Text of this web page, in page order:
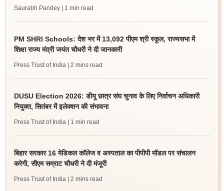
Saurabh Pandey | 1 min read
PM SHRI Schools: देश भर में 13,092 पीएम श्री स्कूल, राज्यसभा में
शिक्षा राज्य मंत्री जयंत चौधरी ने दी जानकारी
Press Trust of India | 2 mins read
DUSU Election 2026: डीयू छात्र संघ चुनाव के लिए निर्वाचन अधिकारी
नियुक्त, सितंबर में इलेक्शन की संभावना
Press Trust of India | 1 min read
बिहार सरकार 16 मेडिकल कॉलेज व अस्पताल का पीपीपी मॉडल पर संचालन
करेगी, सीएम सम्राट चौधरी ने दी मंजूरी
Press Trust of India | 2 mins read